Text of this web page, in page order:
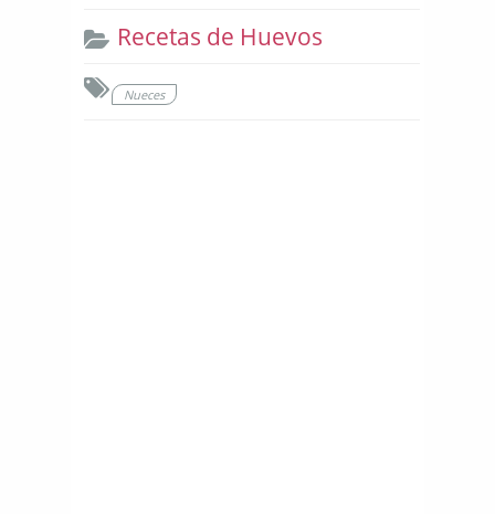
Recetas de Huevos
Nueces